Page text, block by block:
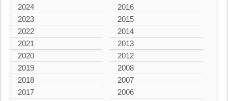
2024
2023
2022
2021
2020
2019
2018
2017
2016
2015
2014
2013
2012
2008
2007
2006